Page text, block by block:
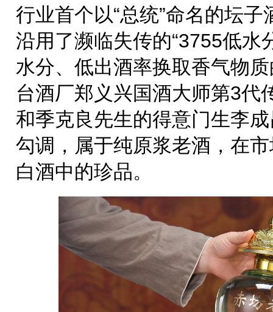
行业首个以“总统”命名的坛
沿用了濒临失传的“3755低
水分、低出酒率换取香气物
台酒厂郑义兴国酒大师第3代
和季克良先生的得意门生李
勾调，属于纯原浆老酒，在
白酒中的珍品。